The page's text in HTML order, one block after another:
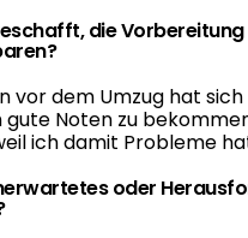
die
vor dem Umzug hat
gute Noten zu
ich damit Probleme
oder